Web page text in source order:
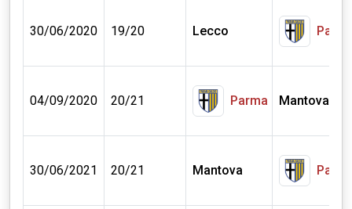
30/06/2020 19/20 Lecco
04/09/2020 20/21 Parma Mantova
30/06/2021 20/21 Mantova